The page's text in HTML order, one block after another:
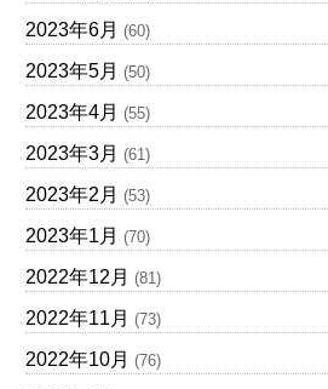
2023年6月 (60)
2023年5月 (50)
2023年4月 (55)
2023年3月 (61)
2023年2月 (53)
2023年1月 (70)
2022年12月 (81)
2022年11月 (73)
2022年10月 (76)